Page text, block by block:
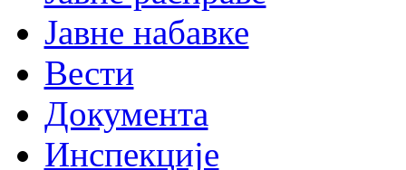
Јавне набавке
Вести
Документа
Инспекције